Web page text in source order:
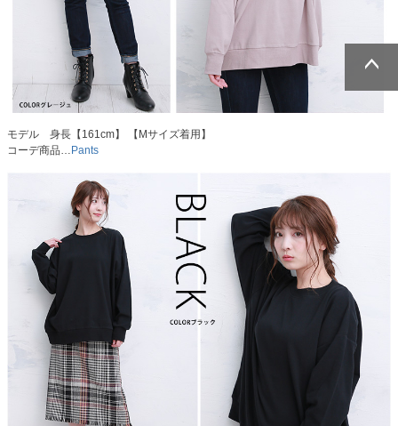
モデル 身長【161cm】 【Mサイズ着用】
コーデ商品… Pants
プへ
プへ